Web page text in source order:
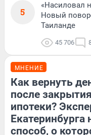
5
«Насиловал
Новый
Таиланде
45 706
МНЕНИЕ
Как вернуть
после закрытия
ипотеки?
Екатеринбурга
способ, о